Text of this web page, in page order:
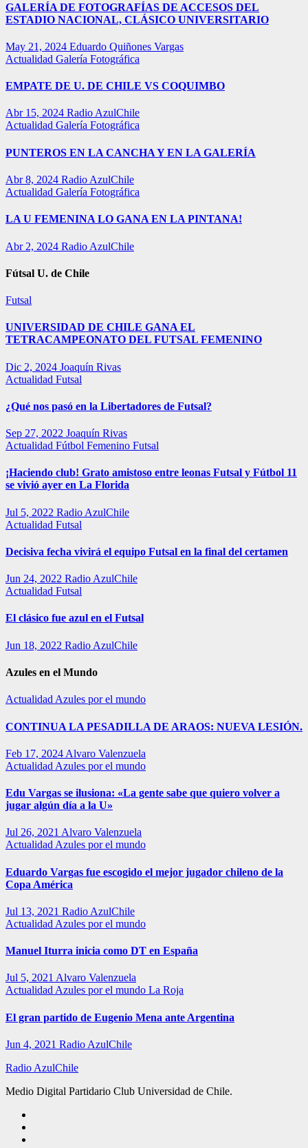
GALERÍA DE FOTOGRAFÍAS DE ACCESOS DEL
ESTADIO NACIONAL, CLÁSICO UNIVERSITARIO
May 21, 2024 Eduardo Quiñones Vargas
Actualidad Galería Fotográfica
EMPATE DE U. DE CHILE VS COQUIMBO
Abr 15, 2024 Radio AzulChile
Actualidad Galería Fotográfica
PUNTEROS EN LA CANCHA Y EN LA GALERÍA
Abr 8, 2024 Radio AzulChile
Actualidad Galería Fotográfica
LA U FEMENINA LO GANA EN LA PINTANA!
Abr 2, 2024 Radio AzulChile
Fútsal U. de Chile
Futsal
UNIVERSIDAD DE CHILE GANA EL
TETRACAMPEONATO DEL FUTSAL FEMENINO
Dic 2, 2024 Joaquín Rivas
Actualidad Futsal
¿Qué nos pasó en la Libertadores de Futsal?
Sep 27, 2022 Joaquín Rivas
Actualidad Fútbol Femenino Futsal
¡Haciendo club! Grato amistoso entre leonas Futsal y Fútbol 11
se vivió ayer en La Florida
Jul 5, 2022 Radio AzulChile
Actualidad Futsal
Decisiva fecha vivirá el equipo Futsal en la final del certamen
Jun 24, 2022 Radio AzulChile
Actualidad Futsal
El clásico fue azul en el Futsal
Jun 18, 2022 Radio AzulChile
Azules en el Mundo
Actualidad Azules por el mundo
CONTINUA LA PESADILLA DE ARAOS: NUEVA LESIÓN.
Feb 17, 2024 Alvaro Valenzuela
Actualidad Azules por el mundo
Edu Vargas se ilusiona: «La gente sabe que quiero volver a
jugar algún día a la U»
Jul 26, 2021 Alvaro Valenzuela
Actualidad Azules por el mundo
Eduardo Vargas fue escogido el mejor jugador chileno de la
Copa América
Jul 13, 2021 Radio AzulChile
Actualidad Azules por el mundo
Manuel Iturra inicia como DT en España
Jul 5, 2021 Alvaro Valenzuela
Actualidad Azules por el mundo La Roja
El gran partido de Eugenio Mena ante Argentina
Jun 4, 2021 Radio AzulChile
Radio AzulChile
Medio Digital Partidario Club Universidad de Chile.